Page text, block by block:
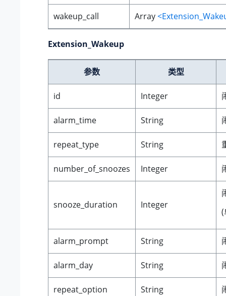
wakeup_call Array
Extension_Wakeup
参数 类型
id Integer
alarm_time String
repeat_type String
number_of_snoozes Integer
snooze_duration Integer
(
alarm_prompt String
alarm_day String
repeat_option String